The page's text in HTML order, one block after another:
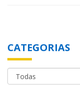
CATEGORIAS